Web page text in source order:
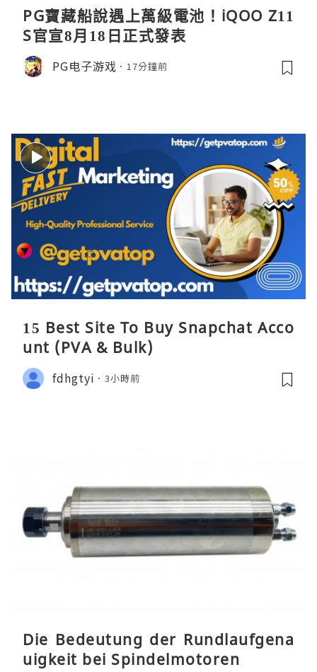
PG寶藏船說遇上萬級電池！iQOO Z11
S官宣8月18日正式發表
PG电子游戏 17分鐘前
15 Best Site To Buy Snapchat Acco
unt (PVA & Bulk)
fdhgtyi 3小時前
Die Bedeutung der Rundlaufgena
uigkeit bei Spindelmotoren